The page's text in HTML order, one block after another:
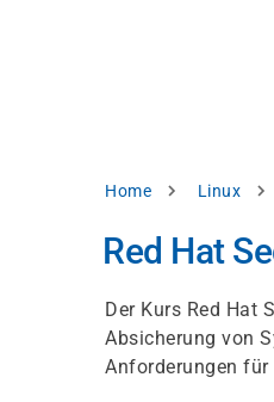
Breadcrumb
Home Linux
Red Hat
Der Kurs Red Hat
Absicherung von
Anforderungen für